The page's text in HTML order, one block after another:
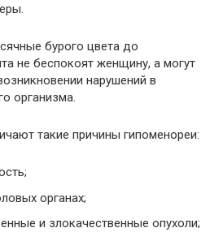
бурого цвета до
не беспокоят женщину, а могут
нарушений в
организма.
такие причины гипоменореи:
органах;
и злокачественные опухоли;